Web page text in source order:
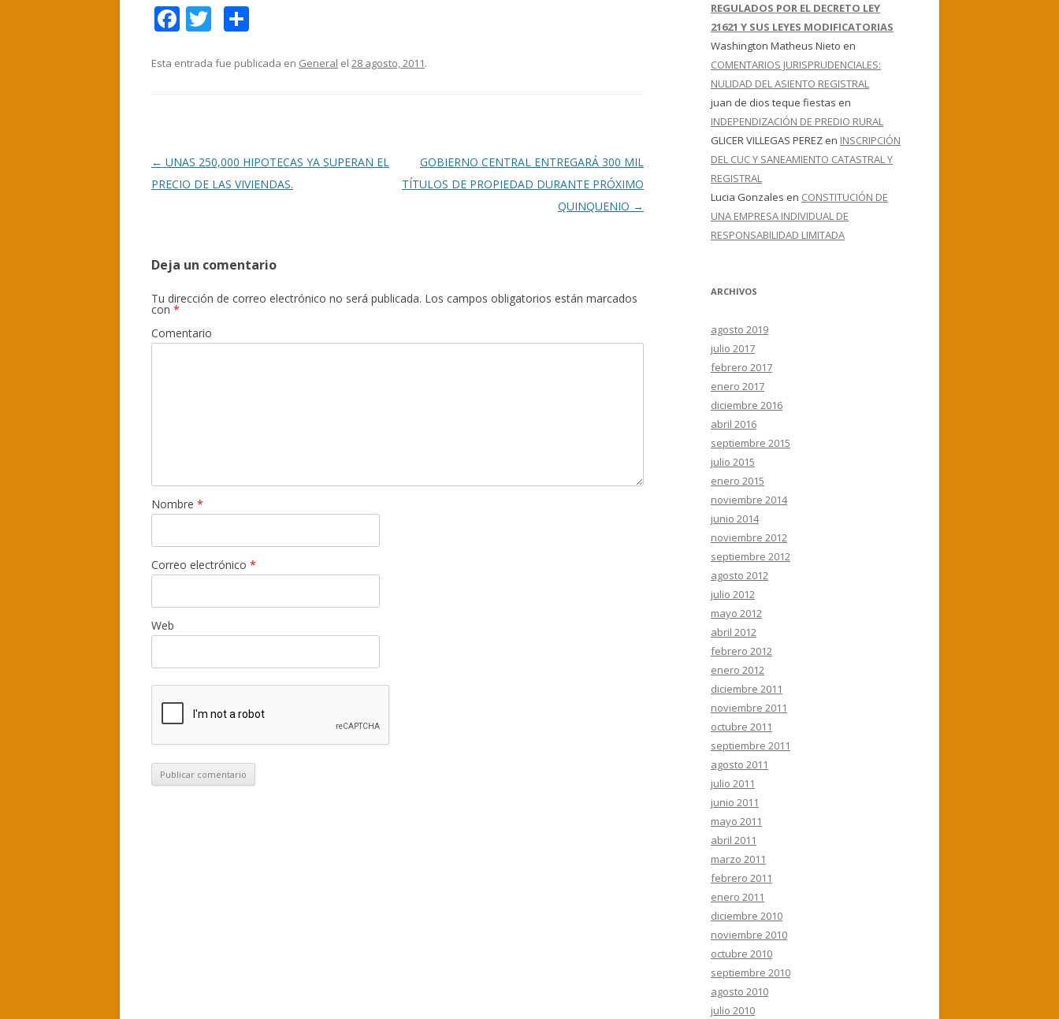
F
e
k
T
itt m
r
Esta entrada fue publicada en General el 28 agosto, 2011.
Navegación
de
← UNAS 250,000 HIPOTECAS YA SUPERAN EL
PRECIO DE LAS VIVIENDAS.
GOBIERNO CENTRAL ENTREGARÁ 300 MIL
TÍTULOS DE PROPIEDAD DURANTE PRÓXIMO
QUINQUENIO →
Deja un comentario
Tu dirección de correo electrónico no será publicada. Los campos obligatorios están marcados
con *
Comentario
Nombre *
Correo electrónico *
Web
REGULADOS POR EL DECRETO LEY
21621 Y SUS LEYES MODIFICATORIAS
Washington Matheus Nieto en
COMENTARIOS JURISPRUDENCIALES:
NULIDAD DEL ASIENTO REGISTRAL
juan de dios teque fiestas en
INDEPENDIZACIÓN DE PREDIO RURAL
GLICER VILLEGAS PEREZ en INSCRIPCIÓN
DEL CUC Y SANEAMIENTO CATASTRAL Y
REGISTRAL
Lucia Gonzales en CONSTITUCIÓN DE
UNA EMPRESA INDIVIDUAL DE
RESPONSABILIDAD LIMITADA
ARCHIVOS
agosto 2019
julio 2017
febrero 2017
enero 2017
diciembre 2016
abril 2016
septiembre 2015
julio 2015
enero 2015
noviembre 2014
junio 2014
noviembre 2012
septiembre 2012
agosto 2012
julio 2012
mayo 2012
abril 2012
febrero 2012
enero 2012
diciembre 2011
noviembre 2011
octubre 2011
septiembre 2011
agosto 2011
julio 2011
junio 2011
mayo 2011
abril 2011
marzo 2011
febrero 2011
enero 2011
diciembre 2010
noviembre 2010
octubre 2010
septiembre 2010
agosto 2010
julio 2010